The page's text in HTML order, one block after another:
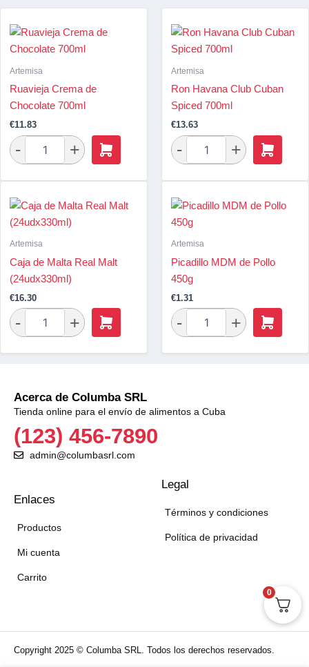
Artemisa
Ruavieja Crema de
Chocolate 700ml
€11.83
Artemisa
Ron Havana Club Cuban
Spiced 700ml
€13.63
Artemisa
Caja de Malta Real Malt
(24udx330ml)
€16.30
Artemisa
Picadillo MDM de Pollo
450g
€1.31
Acerca de Columba SRL
Tienda online para el envío de alimentos a Cuba
(123) 456-7890
admin@columbasrl.com
Enlaces
Productos
Mi cuenta
Carrito
Legal
Términos y condiciones
Política de privacidad
Copyright 2025 © Columba SRL. Todos los derechos reservados.
0